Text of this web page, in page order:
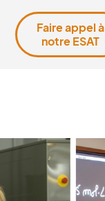
Faire appel à
notre ESAT